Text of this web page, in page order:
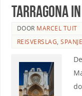
Tarragona
DOOR MARCEL TUIT
REISVERSLAG,SPANJE